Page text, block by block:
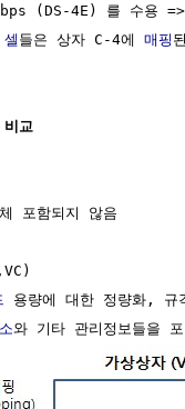
(DS-4E) 를 수용
들은 상자 C-4에 매핑
교
포함되지 않음
,VC)
용량에 대한 정량화,
와 기타 관리정보들을